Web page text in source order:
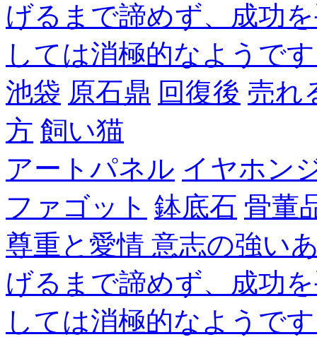
げるまで諦めず、成功
しては消極的なようで
池袋 原石鼎 回復後 売れ
方 飼い猫
アートパネル イヤホン
ファゴット 鉢底石 骨董
尊重と愛情 意志の強い
げるまで諦めず、成功
しては消極的なようで